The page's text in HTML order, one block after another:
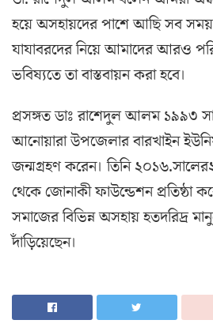
হয়ে অসহায়দের পাশে আছি সব
যাযাবরদের নিয়ে আমাদের আরও
ভবিষ্যতে তা বাস্তবায়ন করা হবে।
প্রসঙ্গত ডাঃ রাশেদুল আলম ১৯৯৩
আনোয়ারা উপজেলার বারখাইন
জন্মগ্রহণ করেন। তিনি
থেকে জোনাকী ফাউন্ডেশন প্রতিষ্ঠা
সমাজের বিভিন্ন অসহায় হতদরিদ্র
দাঁড়িয়েছেন।